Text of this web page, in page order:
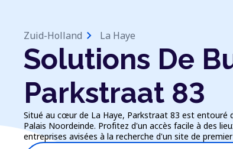
Zuid-Holland chevron_right La Haye
Solutions De
Parkstraat 83
Situé au cœur de La Haye, Parkstraat 83 est
Palais Noordeinde. Profitez d'un accès facile à des
entreprises avisées à la recherche d'un site de